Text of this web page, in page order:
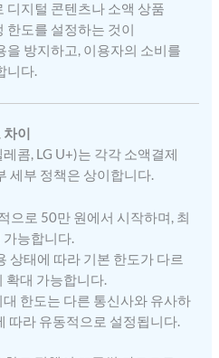
디지털 콘텐츠나 소액 상품
한도를 설정하는 것이
을 방지하고, 이용자의 소비를
니다.
이
콤, LG U+)는 각각 소액결제
세부 정책은 상이합니다.
으로 50만 원에서 시작하며, 최
능합니다.
상태에 따라 기본 한도가 다르
확대 가능합니다.
대 한도는 다른 통신사와 유사하
따라 유동적으로 설정됩니다.